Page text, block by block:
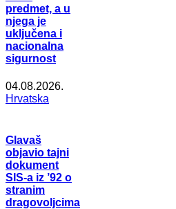
predmet, a u
njega je
uključena i
nacionalna
sigurnost
04.08.2026.
Hrvatska
Glavaš
objavio tajni
dokument
SIS-a iz ’92 o
stranim
dragovoljcima